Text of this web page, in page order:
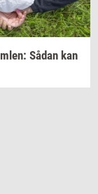
Sådan kan